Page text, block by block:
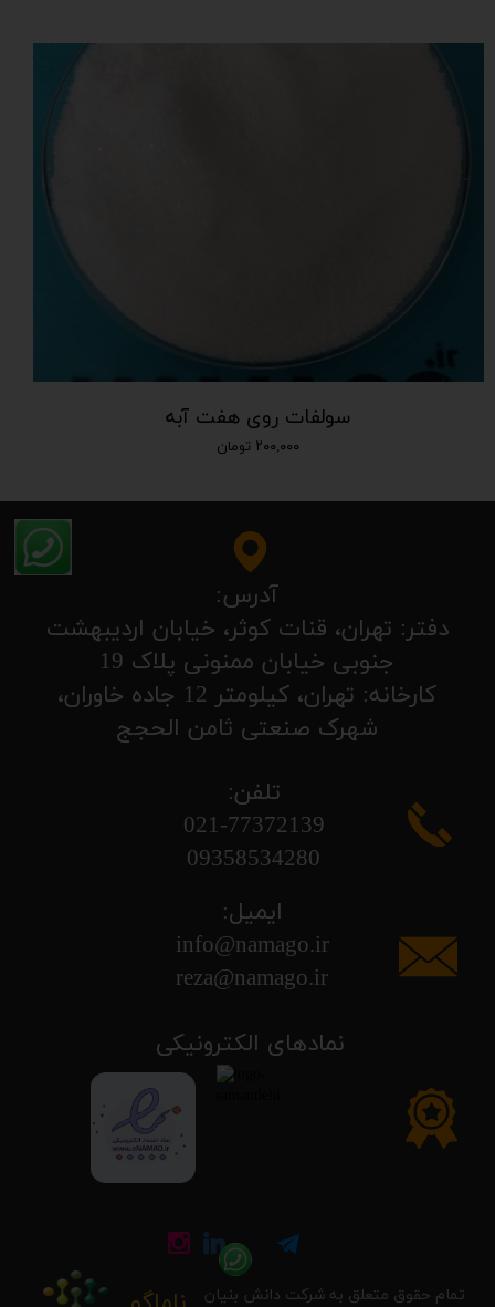
سولفات روی هفت آبه
۲۰۰,۰۰۰ تومان
تمام حقوق متعلق به شرکت دانش بنیان
تلفن:
​​​​​​​021-77372139
​​​​​​​09358534280
آدرس:
​​​​​​​​دفتر: تهران، قنات کوثر، خیابان اردیبهشت
جنوبی خیابان ممنونی پلاک 19
کارخانه: تهران، کیلومتر 12 جاده خاوران،
شهرک صنعتی ثامن الحجج
ایمیل:
info@namago.ir
​​​​​​​reza@namago.ir
​نمادهای الکترونیکی